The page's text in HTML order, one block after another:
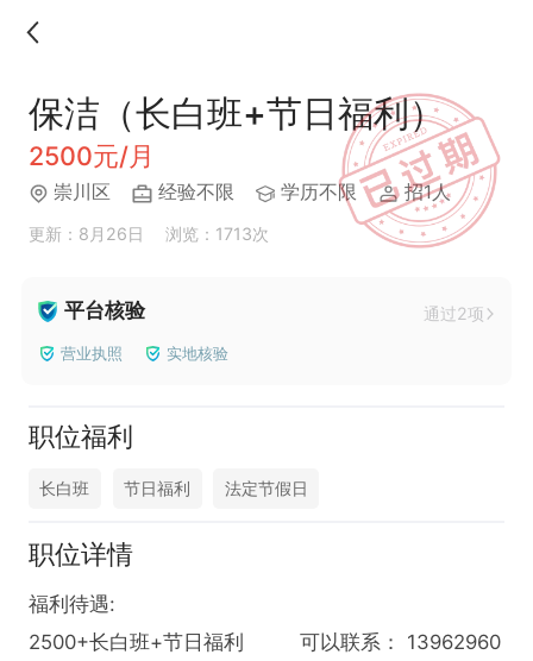
保洁（长白班+节日福利）
2500元/月
崇川区 经验不限 学历不限 招1人
更新：8月26日 浏览：1713次
平台核验 通过2项
营业执照 实地核验
职位福利
长白班 节日福利 法定节假日
职位详情
福利待遇:
2500+长白班+节日福利         可以联系： 13962960